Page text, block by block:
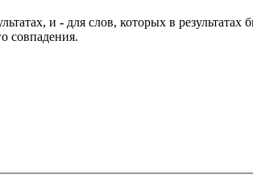
и - для слов, которых в
совпадения.